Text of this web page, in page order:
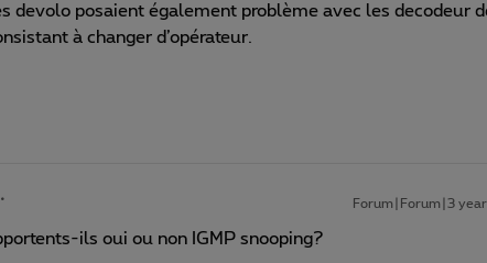
devolo posaient également problème avec les decodeur
à changer d’opérateur.
Forum|Forum|3
ils oui ou non IGMP snooping?